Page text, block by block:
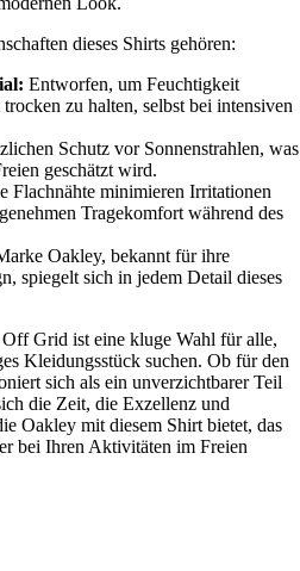
dieses Shirts gehören:
Entworfen, um Feuchtigkeit
zu halten, selbst bei intensiven
Schutz vor Sonnenstrahlen, was
geschätzt wird.
Flachnähte minimieren Irritationen
Tragekomfort während des
Oakley, bekannt für ihre
spiegelt sich in jedem Detail dieses
Grid ist eine kluge Wahl für alle,
Kleidungsstück suchen. Ob für den
sich als ein unverzichtbarer Teil
die Zeit, die Exzellenz und
Oakley mit diesem Shirt bietet, das
bei Ihren Aktivitäten im Freien